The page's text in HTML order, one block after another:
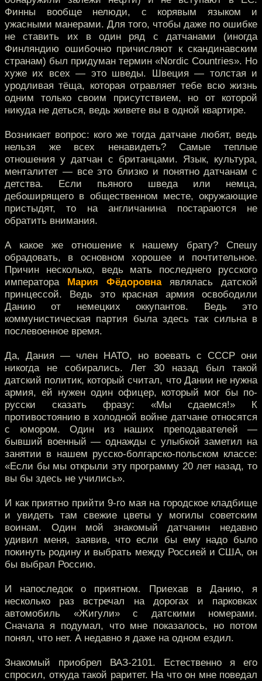
Финны вообще нелюди, с корявым языком и
ужасными манерами. Для того, чтобы даже по ошибке
не ставить их в один ряд с датчанами (иногда
Финляндию ошибочно причисляют к скандинавским
странам) был придуман термин «Nordic Countries». Но
хуже их всех — это шведы. Швеция — толстая и
уродливая тёща, которая отравляет тебе всю жизнь
одним только своим присутствием, но от которой
никуда не деться, ведь живете вы в одной квартире.
Возникает вопрос: кого же тогда датчане любят, ведь
нельзя же всех ненавидеть? Самые теплые
отношения у датчан с британцами. Язык, культура,
менталитет — все это близко и понятно датчанам с
детства. Если пьяного шведа или немца,
дебоширящего в общественном месте, окружающие
пристыдят, то на англичанина постараются не
обратить внимания.
А какое же отношение к нашему брату? Спешу
обрадовать, в основном хорошее и почтительное.
Причин несколько, ведь мать последнего русского
императора Мария Фёдоровнаявлялась датской
принцессой. Ведь это красная армия освободили
Данию от немецких оккупантов. Ведь это
коммунистическая партия была здесь так сильна в
послевоенное время.
Да, Дания — член НАТО, но воевать с СССР они
никогда не собирались. Лет 30 назад был такой
датский политик, который считал, что Дании не нужна
армия, ей нужен один офицер, который мог бы по-
русски сказать фразу: «Мы сдаемся!» К
противостоянию в холодной войне датчане относятся
с юмором. Один из наших преподавателей —
бывший военный — однажды с улыбкой заметил на
занятии в нашем русско-болгарско-польском классе:
«Если бы мы открыли эту программу 20 лет назад, то
вы бы здесь не учились».
И как приятно прийти 9-го мая на городское кладбище
и увидеть там свежие цветы у могилы советским
воинам. Один мой знакомый датчанин недавно
удивил меня, заявив, что если бы ему надо было
покинуть родину и выбрать между Россией и США, он
бы выбрал Россию.
И напоследок о приятном. Приехав в Данию, я
несколько раз встречал на дорогах и парковках
автомобиль «Жигули» с датскими номерами.
Сначала я подумал, что мне показалось, но потом
понял, что нет. А недавно я даже на одном ездил.
Знакомый приобрел ВАЗ-2101. Естественно я его
спросил, откуда такой раритет. На что он мне поведал